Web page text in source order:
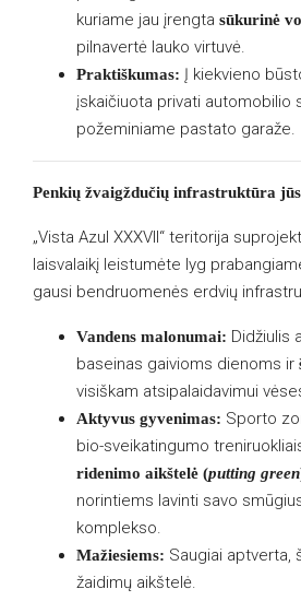
kuriame jau įrengta sūkurinė
pilnavertė lauko virtuvė.
Praktiškumas: Į kiekvieno
įskaičiuota privati automobilio
požeminiame pastato garaže.
Penkių žvaigždučių infrastruktūra
„Vista Azul XXXVII“ teritorija
laisvalaikį leistumėte lyg
gausi bendruomenės erdvių
Vandens malonumai: Didžiulis
baseinas gaivioms dienoms ir
visiškam atsipalaidavimui
Aktyvus gyvenimas: Sporto
bio-sveikatingumo
ridenimo aikštelė (putting green
norintiems lavinti savo
komplekso.
Mažiesiems: Saugiai aptverta,
žaidimų aikštelė.